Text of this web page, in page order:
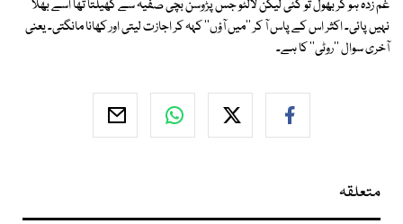
غم زدہ ہو کر بھول تو گئی لیکن لالٹو جس پڑوسن بچی صفیہ سے کھیلتا تھا اسے بھلا
نہیں پائی۔ اکثر اس کے پاس آ کر ''میں آؤں'' کہہ کر اجازت لیتی اور کھانا مانگتی۔ یعنی
آخری سوال ''روٹی'' کا ہے۔
متعلقہ